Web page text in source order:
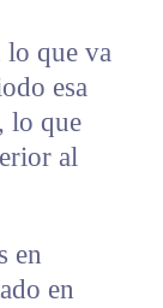
lo que va
esa
lo que
al
en
en